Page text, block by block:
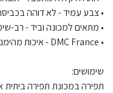
• צבע עמיד - לא דוהה
• מתאים למכונה וביד - רב-
• DMC France - איכות מהימנה ועקבית
שימושים:
תפירה במכונת תפירה ביתית